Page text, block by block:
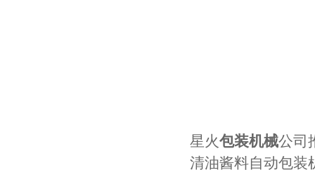
星火包装机械公司
清油酱料自动包装